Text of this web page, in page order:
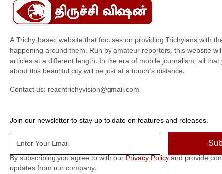
A Trichy-based website that focuses on providing Trichyians with
happening around them. Run by amateur reporters, this website
articles at a different length. In the era of mobile journalism, all that
about this beautiful city will be just at a touch's distance.
Contact us: reachtrichyvision@gmail.com
Join our newsletter to stay up to date on features and releases.
By subscribing you agree to with our Privacy Policy and provide
updates from our company.